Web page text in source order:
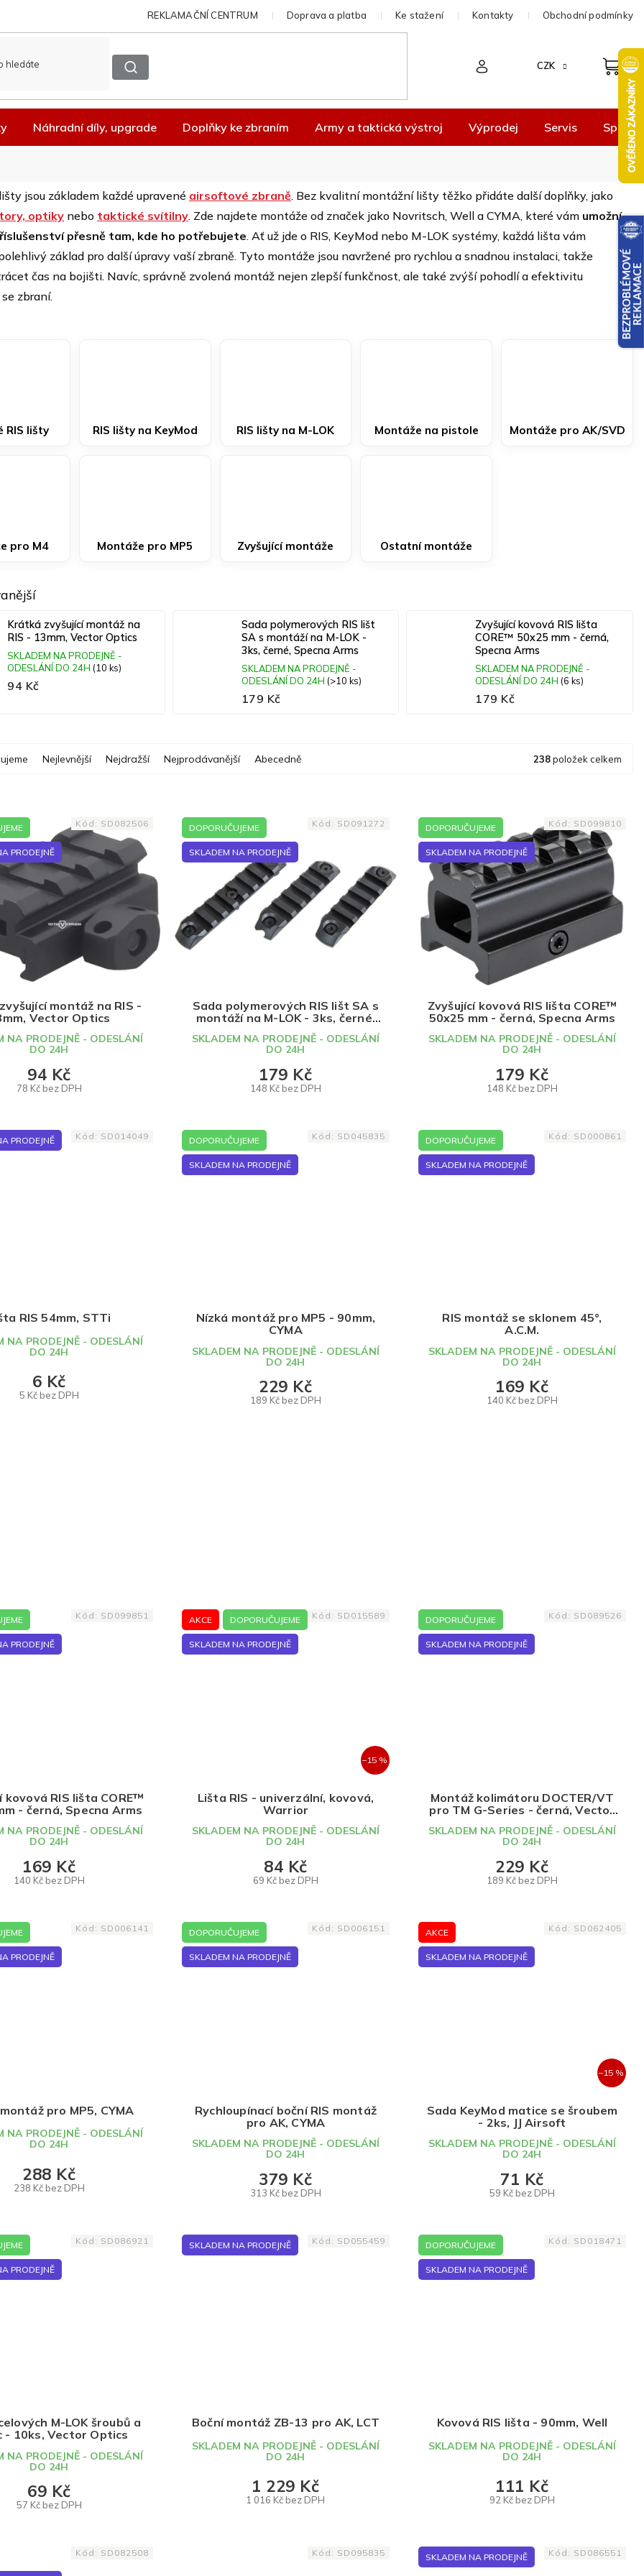
REKLAMAČNÍ CENTRUM Doprava a platba Ke stažení Kontakty Obchodní podmínky
CZK
Náhradní díly, upgrade Doplňky ke zbraním Army a taktická výstroj Výprodej Servis
jsou základem každé upravené airsoftové zbraně. Bez kvalitní montážní lišty těžko přidáte další doplňky, jako
optiky nebo taktické svítilny. Zde najdete montáže od značek jako Novritsch, Well a CYMA, které vám umožní
přesně tam, kde ho potřebujete. Ať už jde o RIS, KeyMod nebo M-LOK systémy, každá lišta vám
základ pro další úpravy vaší zbraně. Tyto montáže jsou navržené pro rychlou a snadnou instalaci, takže
čas na bojišti. Navíc, správně zvolená montáž nejen zlepší funkčnost, ale také zvýší pohodlí a efektivitu
zbraní.
RIS lišty RIS lišty na KeyMod RIS lišty na M-LOK Montáže na pistole Montáže pro AK/SVD
pro M4 Montáže pro MP5 Zvyšující montáže Ostatní montáže
Krátká zvyšující montáž na
RIS - 13mm, Vector Optics
SKLADEM NA PRODEJNĚ -
ODESLÁNÍ DO 24H (10 ks)
94 Kč
Sada polymerových RIS lišt
SA s montáží na M-LOK -
3ks, černé, Specna Arms
SKLADEM NA PRODEJNĚ -
ODESLÁNÍ DO 24H (>10 ks)
179 Kč
Zvyšující kovová RIS lišta
CORE™ 50x25 mm - černá,
Specna Arms
SKLADEM NA PRODEJNĚ -
ODESLÁNÍ DO 24H (6 ks)
179 Kč
Nejlevnější Nejdražší Nejprodávanější Abecedně 238položek celkem
PRODEJNĚ
montáž na RIS -
Vector Optics
NA PRODEJNĚ - ODESLÁNÍ
DO 24H
78 Kč bez DPH
94 Kč
Kód: SD082506 DOPORUČUJEME
SKLADEM NA PRODEJNĚ
Sada polymerových RIS lišt SA s
montáží na M-LOK - 3ks, černé,
Specna Arms
SKLADEM NA PRODEJNĚ - ODESLÁNÍ
DO 24H
148 Kč bez DPH
179 Kč
Kód: SD091272 DOPORUČUJEME
SKLADEM NA PRODEJNĚ
Zvyšující kovová RIS lišta CORE™
50x25 mm - černá, Specna Arms
SKLADEM NA PRODEJNĚ - ODESLÁNÍ
DO 24H
148 Kč bez DPH
179 Kč
Kód: SD099810
PRODEJNĚ
RIS 54mm, STTi
NA PRODEJNĚ - ODESLÁNÍ
DO 24H
5 Kč bez DPH
6 Kč
Kód: SD014049 DOPORUČUJEME
SKLADEM NA PRODEJNĚ
Nízká montáž pro MP5 - 90mm,
CYMA
SKLADEM NA PRODEJNĚ - ODESLÁNÍ
DO 24H
189 Kč bez DPH
229 Kč
Kód: SD045835 DOPORUČUJEME
SKLADEM NA PRODEJNĚ
RIS montáž se sklonem 45°,
A.C.M.
SKLADEM NA PRODEJNĚ - ODESLÁNÍ
DO 24H
140 Kč bez DPH
169 Kč
Kód: SD000861
PRODEJNĚ
kovová RIS lišta CORE™
- černá, Specna Arms
NA PRODEJNĚ - ODESLÁNÍ
DO 24H
140 Kč bez DPH
169 Kč
Kód: SD099851 AKCE DOPORUČUJEME
SKLADEM NA PRODEJNĚ
–15 %
Lišta RIS - univerzální, kovová,
Warrior
SKLADEM NA PRODEJNĚ - ODESLÁNÍ
DO 24H
69 Kč bez DPH
84 Kč
Kód: SD015589 DOPORUČUJEME
SKLADEM NA PRODEJNĚ
Montáž kolimátoru DOCTER/VT
pro TM G-Series - černá, Vector
SKLADEM NA PRODEJNĚ - ODESLÁNÍ
DO 24H
189 Kč bez DPH
229 Kč
Kód: SD089526
PRODEJNĚ
pro MP5, CYMA
NA PRODEJNĚ - ODESLÁNÍ
DO 24H
238 Kč bez DPH
288 Kč
Kód: SD006141 DOPORUČUJEME
SKLADEM NA PRODEJNĚ
Rychloupínací boční RIS montáž
pro AK, CYMA
SKLADEM NA PRODEJNĚ - ODESLÁNÍ
DO 24H
313 Kč bez DPH
379 Kč
Kód: SD006151 AKCE
SKLADEM NA PRODEJNĚ
–15 %
Sada KeyMod matice se šroubem
- 2ks, JJ Airsoft
SKLADEM NA PRODEJNĚ - ODESLÁNÍ
DO 24H
59 Kč bez DPH
71 Kč
Kód: SD062405
PRODEJNĚ
M-LOK šroubů a
- 10ks, Vector Optics
NA PRODEJNĚ - ODESLÁNÍ
DO 24H
57 Kč bez DPH
69 Kč
Kód: SD086921 SKLADEM NA PRODEJNĚ
Boční montáž ZB-13 pro AK, LCT
SKLADEM NA PRODEJNĚ - ODESLÁNÍ
DO 24H
1 016 Kč bez DPH
1 229 Kč
Kód: SD055459 DOPORUČUJEME
SKLADEM NA PRODEJNĚ
Kovová RIS lišta - 90mm, Well
SKLADEM NA PRODEJNĚ - ODESLÁNÍ
DO 24H
92 Kč bez DPH
111 Kč
Kód: SD018471
Kód: SD082508 Kód: SD095835 SKLADEM NA PRODEJNĚ Kód: SD086551